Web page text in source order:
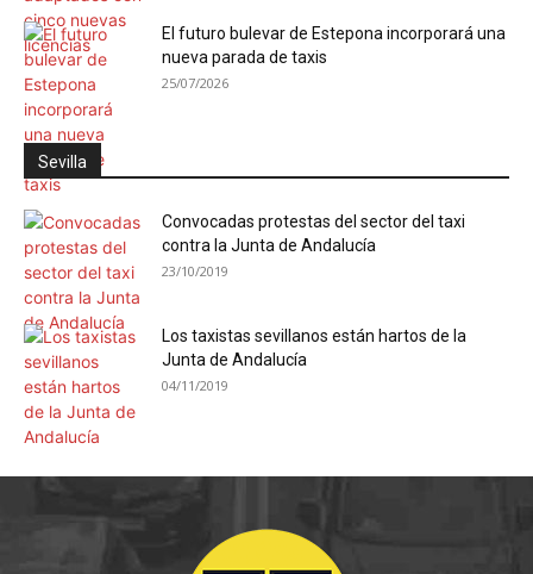
El futuro bulevar de Estepona incorporará una
nueva parada de taxis
25/07/2026
Sevilla
Convocadas protestas del sector del taxi
contra la Junta de Andalucía
23/10/2019
Los taxistas sevillanos están hartos de la
Junta de Andalucía
04/11/2019